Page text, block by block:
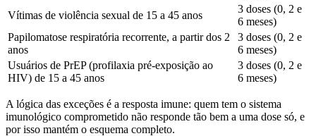
Vítimas de violência sexual de 15 a 45 anos
3 doses (0, 2 e
6 meses)
Papilomatose respiratória recorrente, a partir dos 2
anos
3 doses (0, 2 e
6 meses)
Usuários de PrEP (profilaxia pré-exposição ao
HIV) de 15 a 45 anos
3 doses (0, 2 e
6 meses)
A lógica das exceções é a resposta imune: quem tem o sistema
imunológico comprometido não responde tão bem a uma dose só, e
por isso mantém o esquema completo.